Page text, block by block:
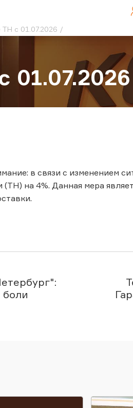
ТН с 01.07.2026
01.07.2026
в связи с изменением
на 4%. Данная мера